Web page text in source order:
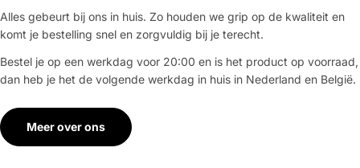
Alles gebeurt bij ons in huis. Zo houden we grip op de kwaliteit en
komt je bestelling snel en zorgvuldig bij je terecht.
Bestel je op een werkdag voor 20:00 en is het product op voorraad,
dan heb je het de volgende werkdag in huis in Nederland en België.
Meer over ons